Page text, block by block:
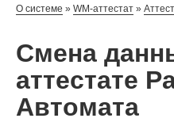
О системе » WM-аттестат »
Смена
аттестате
Автомата